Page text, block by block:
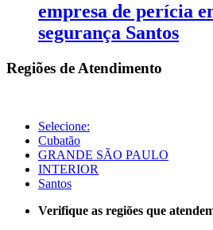
empresa de perícia
segurança Santos
Regiões de Atendimento
Selecione:
Cubatão
GRANDE SÃO PAULO
INTERIOR
Santos
Verifique as regiões que